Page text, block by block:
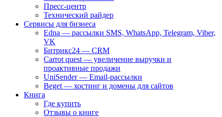
Пресс-центр
Технический райдер
Сервисы для бизнеса
Edna — рассылки SMS, WhatsApp, Telegram, Viber,
VK
Битрикс24 — CRM
Carrot quest — увеличение выручки и
проактивные продажи
UniSender — Email-рассылки
Beget — хостинг и домены для сайтов
Книга
Где купить
Отзывы о книге